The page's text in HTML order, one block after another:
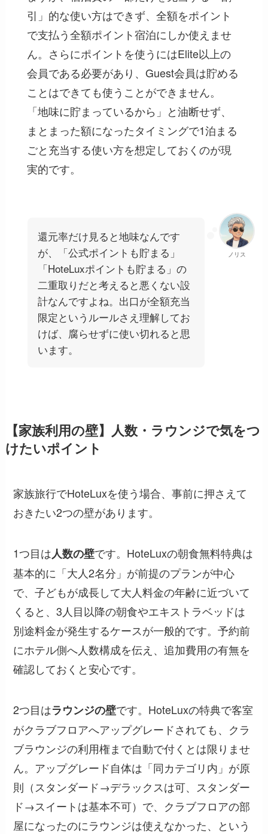
引」的な使い方はできず、全額をポイント
で支払う全額ポイント宿泊にしか使えませ
ん。さらにポイントを使うにはElite以上の
会員である必要があり、Guest会員は貯める
ことはできても使うことができません。
「地味に貯まっているから」と油断せず、
まとまった額になったタイミングで1泊まる
ごと充当する使い方を想定しておくのが現
実的です。
ノリス
還元率だけ見ると地味なんです
が、「公式ポイントも貯まる」
「HoteLuxポイントも貯まる」の
二重取りだと考えると悪くない設
計なんですよね。出口が全額充当
限定というルールさえ理解してお
けば、腐らせずに使い切れると思
います。
【家族利用の壁】人数・ラウンジで気をつ
けたいポイント
家族旅行でHoteLuxを使う場合、事前に押さえて
おきたい2つの壁があります。
1つ目は人数の壁です。HoteLuxの朝食無料特典は
基本的に「大人2名分」が前提のプランが中心
で、子どもが成長して大人料金の年齢に近づいて
くると、3人目以降の朝食やエキストラベッドは
別途料金が発生するケースが一般的です。予約前
にホテル側へ人数構成を伝え、追加費用の有無を
確認しておくと安心です。
2つ目はラウンジの壁です。HoteLuxの特典で客室
がクラブフロアへアップグレードされても、 クラ
ブラウンジの利用権まで自動で付くとは限りませ
ん。アップグレード自体は「同カテゴリ内」が原
則（スタンダード→デラックスは可、スタンダー
ド→スイートは基本不可）で、クラブフロアの部
屋になったのにラウンジは使えなかった、という